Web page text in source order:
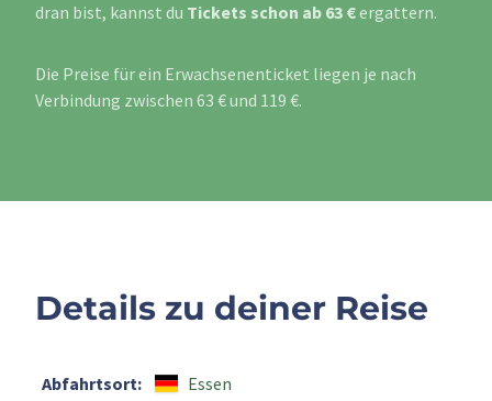
dran bist, kannst du Tickets schon ab 63 €ergattern.
Die Preise für ein Erwachsenenticket liegen je nach
Verbindung zwischen 63 € und 119 €.
Details zu deiner Reise
Abfahrtsort:
Essen